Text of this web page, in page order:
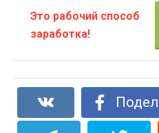
Это рабочий способ
заработка!